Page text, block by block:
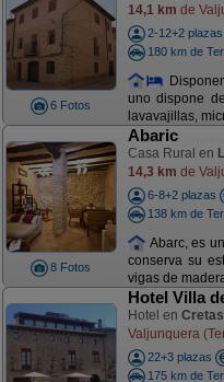
6 Fotos
14,1 km de
2-12+2 plazas
180 km de
uno dispone
lavavajillas,
8 Fotos
Abaric
Casa Rural en
14,3 km de
6-8+2 plazas
138 km de
Abarc, es
conserva su
vigas de
Hotel Villa
Hotel en Cretas
Valjunquera
22+3 plazas
175 km de